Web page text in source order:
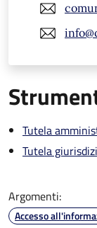
Tutela
Tutela
Argomenti:
Accesso